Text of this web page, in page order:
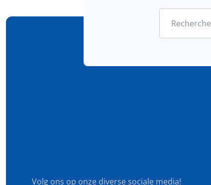
Recherche
Volg ons op onze diverse sociale media!